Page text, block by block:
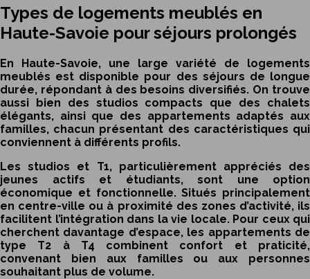
Types de logements meublés en
Haute-Savoie pour séjours prolongés
En Haute-Savoie, une large variété de logements
meublés est disponible pour des séjours de longue
durée, répondant à des besoins diversifiés. On trouve
aussi bien des studios compacts que des chalets
élégants, ainsi que des appartements adaptés aux
familles, chacun présentant des caractéristiques qui
conviennent à différents profils.
Les studios et T1, particulièrement appréciés des
jeunes actifs et étudiants, sont une option
économique et fonctionnelle. Situés principalement
en centre-ville ou à proximité des zones d’activité, ils
facilitent l’intégration dans la vie locale. Pour ceux qui
cherchent davantage d’espace, les appartements de
type T2 à T4 combinent confort et praticité,
convenant bien aux familles ou aux personnes
souhaitant plus de volume.